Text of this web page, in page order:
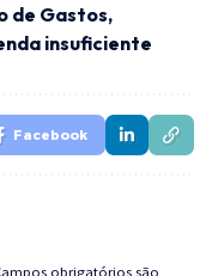
de Gastos,
insuficiente
Facebook
obrigatórios são